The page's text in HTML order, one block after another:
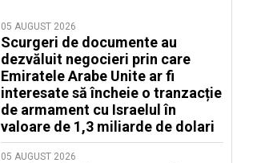
05 AUGUST 2026
Scurgeri de documente au
dezvăluit negocieri prin care
Emiratele Arabe Unite ar fi
interesate să încheie o tranzacție
de armament cu Israelul în
valoare de 1,3 miliarde de dolari
05 AUGUST 2026